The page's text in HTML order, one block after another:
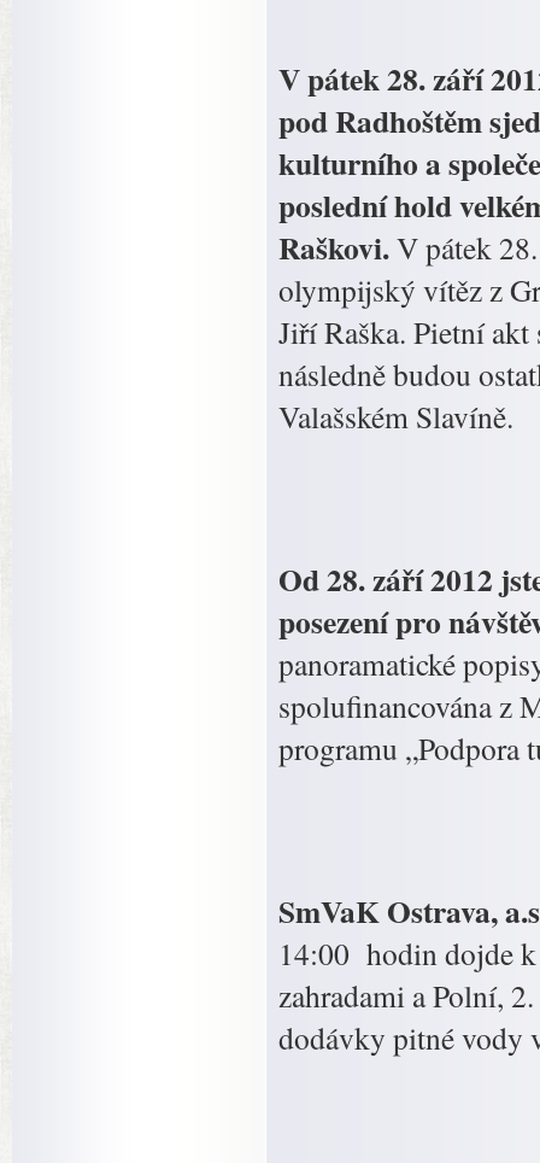
V pátek 28. září
pod Radhoštěm
kulturního a
poslední hold
Raškovi.V pátek
olympijský vítěz z
Jiří Raška. Pietní akt
následně budou
Valašském Slavíně.
Od 28. září 2012
posezení pro
panoramatické
spolufinancována z
programu „Podpora
SmVaK Ostrava,
14:00 hodin dojde
zahradami a Polní,
dodávky pitné vody